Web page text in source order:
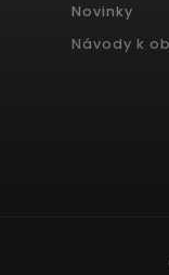
Novinky
Návody k